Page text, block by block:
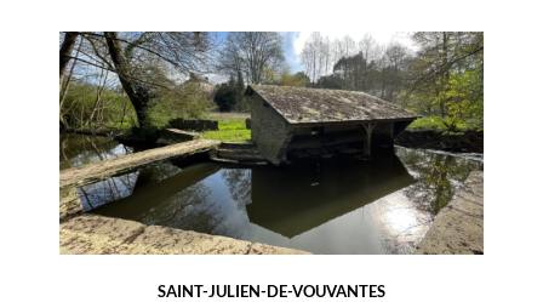
SAINT-JULIEN-DE-VOUVANTES